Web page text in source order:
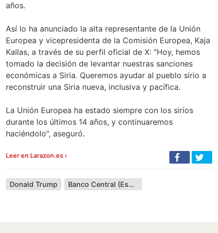
años.
Así lo ha anunciado la alta representante de la Unión
Europea y vicepresidenta de la Comisión Europea, Kaja
Kallas, a través de su perfil oficial de X: "Hoy, hemos
tomado la decisión de levantar nuestras sanciones
económicas a Siria. Queremos ayudar al pueblo sirio a
reconstruir una Siria nueva, inclusiva y pacífica.
La Unión Europea ha estado siempre con los sirios
durante los últimos 14 años, y continuaremos
haciéndolo", aseguró.
Leer en Larazon.es ›
Donald Trump Banco Central (España)